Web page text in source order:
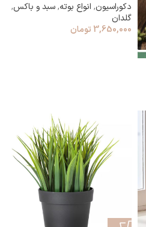
دکوراسیون, انواع بوته,سبد و باکس,
گلدان
3,650,000 تومان